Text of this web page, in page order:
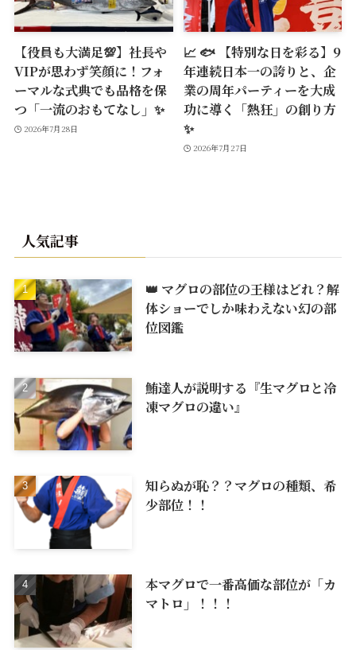
【役員も大満足💯】社長や
VIPが思わず笑顔に！フォ
ーマルな式典でも品格を保
つ「一流のおもてなし」✨
2026年7月28日
📈 🐟 【特別な日を彩る】9
年連続日本一の誇りと、企
業の周年パーティーを大成
功に導く「熱狂」の創り方
✨
2026年7月27日
人気記事
👑 マグロの部位の王様はどれ？解
体ショーでしか味わえない幻の部
位図鑑
鮪達人が説明する『生マグロと冷
凍マグロの違い』
知らぬが恥？？マグロの種類、希
少部位！！
本マグロで一番高価な部位が「カ
マトロ」！！！